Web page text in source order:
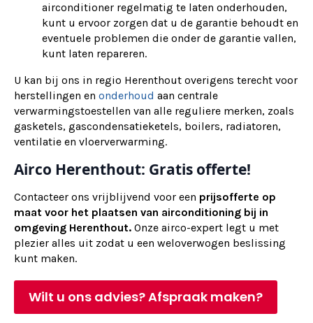
airconditioner regelmatig te laten onderhouden,
kunt u ervoor zorgen dat u de garantie behoudt en
eventuele problemen die onder de garantie vallen,
kunt laten repareren.
U kan bij ons in regio Herenthout overigens terecht voor
herstellingen en onderhoud aan centrale
verwarmingstoestellen van alle reguliere merken, zoals
gasketels, gascondensatieketels, boilers, radiatoren,
ventilatie en vloerverwarming.
Airco Herenthout: Gratis offerte!
Contacteer ons vrijblijvend voor een prijsofferte op
maat voor het plaatsen van airconditioning bij in
omgeving Herenthout. Onze airco-expert legt u met
plezier alles uit zodat u een weloverwogen beslissing
kunt maken.
Wilt u ons advies? Afspraak maken?